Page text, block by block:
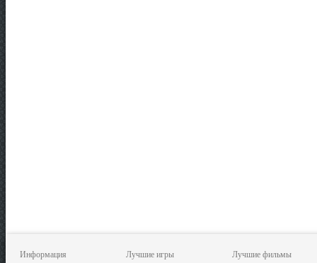
Информация Лучшие игры Лучшие фильмы